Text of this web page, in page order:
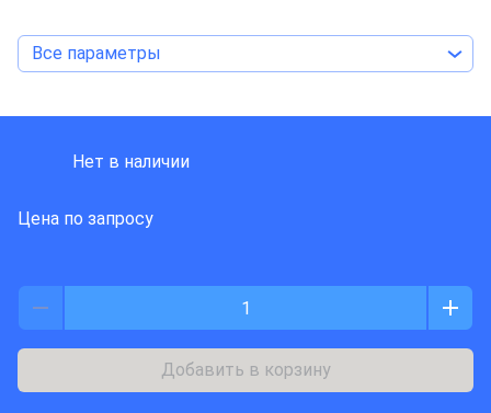
Все параметры
DEGSON ELECTRONICS
Нет в наличии
Цена по запросу
Добавить в корзину